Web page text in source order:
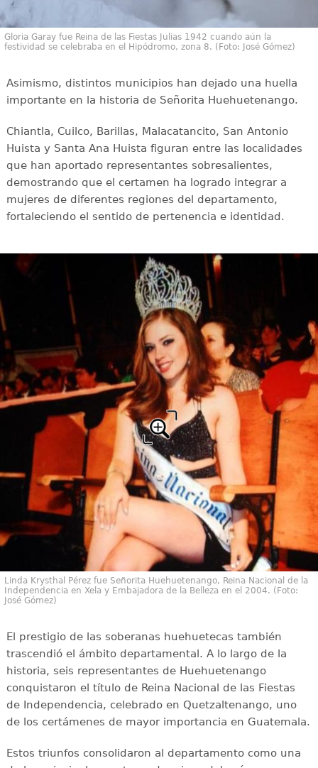
Gloria Garay fue Reina de las Fiestas Julias 1942 cuando aún la
festividad se celebraba en el Hipódromo, zona 8. (Foto: José Gómez)
Asimismo, distintos municipios han dejado una huella
importante en la historia de Señorita Huehuetenango.
Chiantla, Cuilco, Barillas, Malacatancito, San Antonio
Huista y Santa Ana Huista figuran entre las localidades
que han aportado representantes sobresalientes,
demostrando que el certamen ha logrado integrar a
mujeres de diferentes regiones del departamento,
fortaleciendo el sentido de pertenencia e identidad.
Linda Krysthal Pérez fue Señorita Huehuetenango, Reina Nacional de la
Independencia en Xela y Embajadora de la Belleza en el 2004. (Foto:
José Gómez)
El prestigio de las soberanas huehuetecas también
trascendió el ámbito departamental. A lo largo de la
historia, seis representantes de Huehuetenango
conquistaron el título de Reina Nacional de las Fiestas
de Independencia, celebrado en Quetzaltenango, uno
de los certámenes de mayor importancia en Guatemala.
Estos triunfos consolidaron al departamento como una